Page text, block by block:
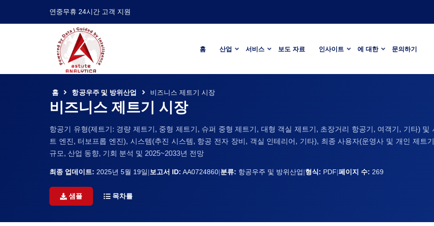
연중무휴 24시간 고객 지원
홈 산업 서비스 보도 자료 인사이트 에 대한 문의하기
홈 항공우주 및 방위산업 비즈니스 제트기 시장
비즈니스 제트기 시장
항공기 유형(제트기: 경량 제트기, 중형 제트기, 슈퍼 중형 제트기, 대형 객실 제트기, 초장거리 항공기, 여객기, 기타)
트 엔진, 터보프롭 엔진), 시스템(추진 시스템, 항공 전자 장비, 객실 인테리어, 기타), 최종 사용자(운영사 및 개인 제트
규모, 산업 동향, 기회 분석 및 2025~2033년 전망
최종 업데이트: 2025년 5월 19일|보고서 ID: AA0724860|분류: 항공우주 및 방위산업|형식: PDF|페이지 수: 269
샘플 목차를